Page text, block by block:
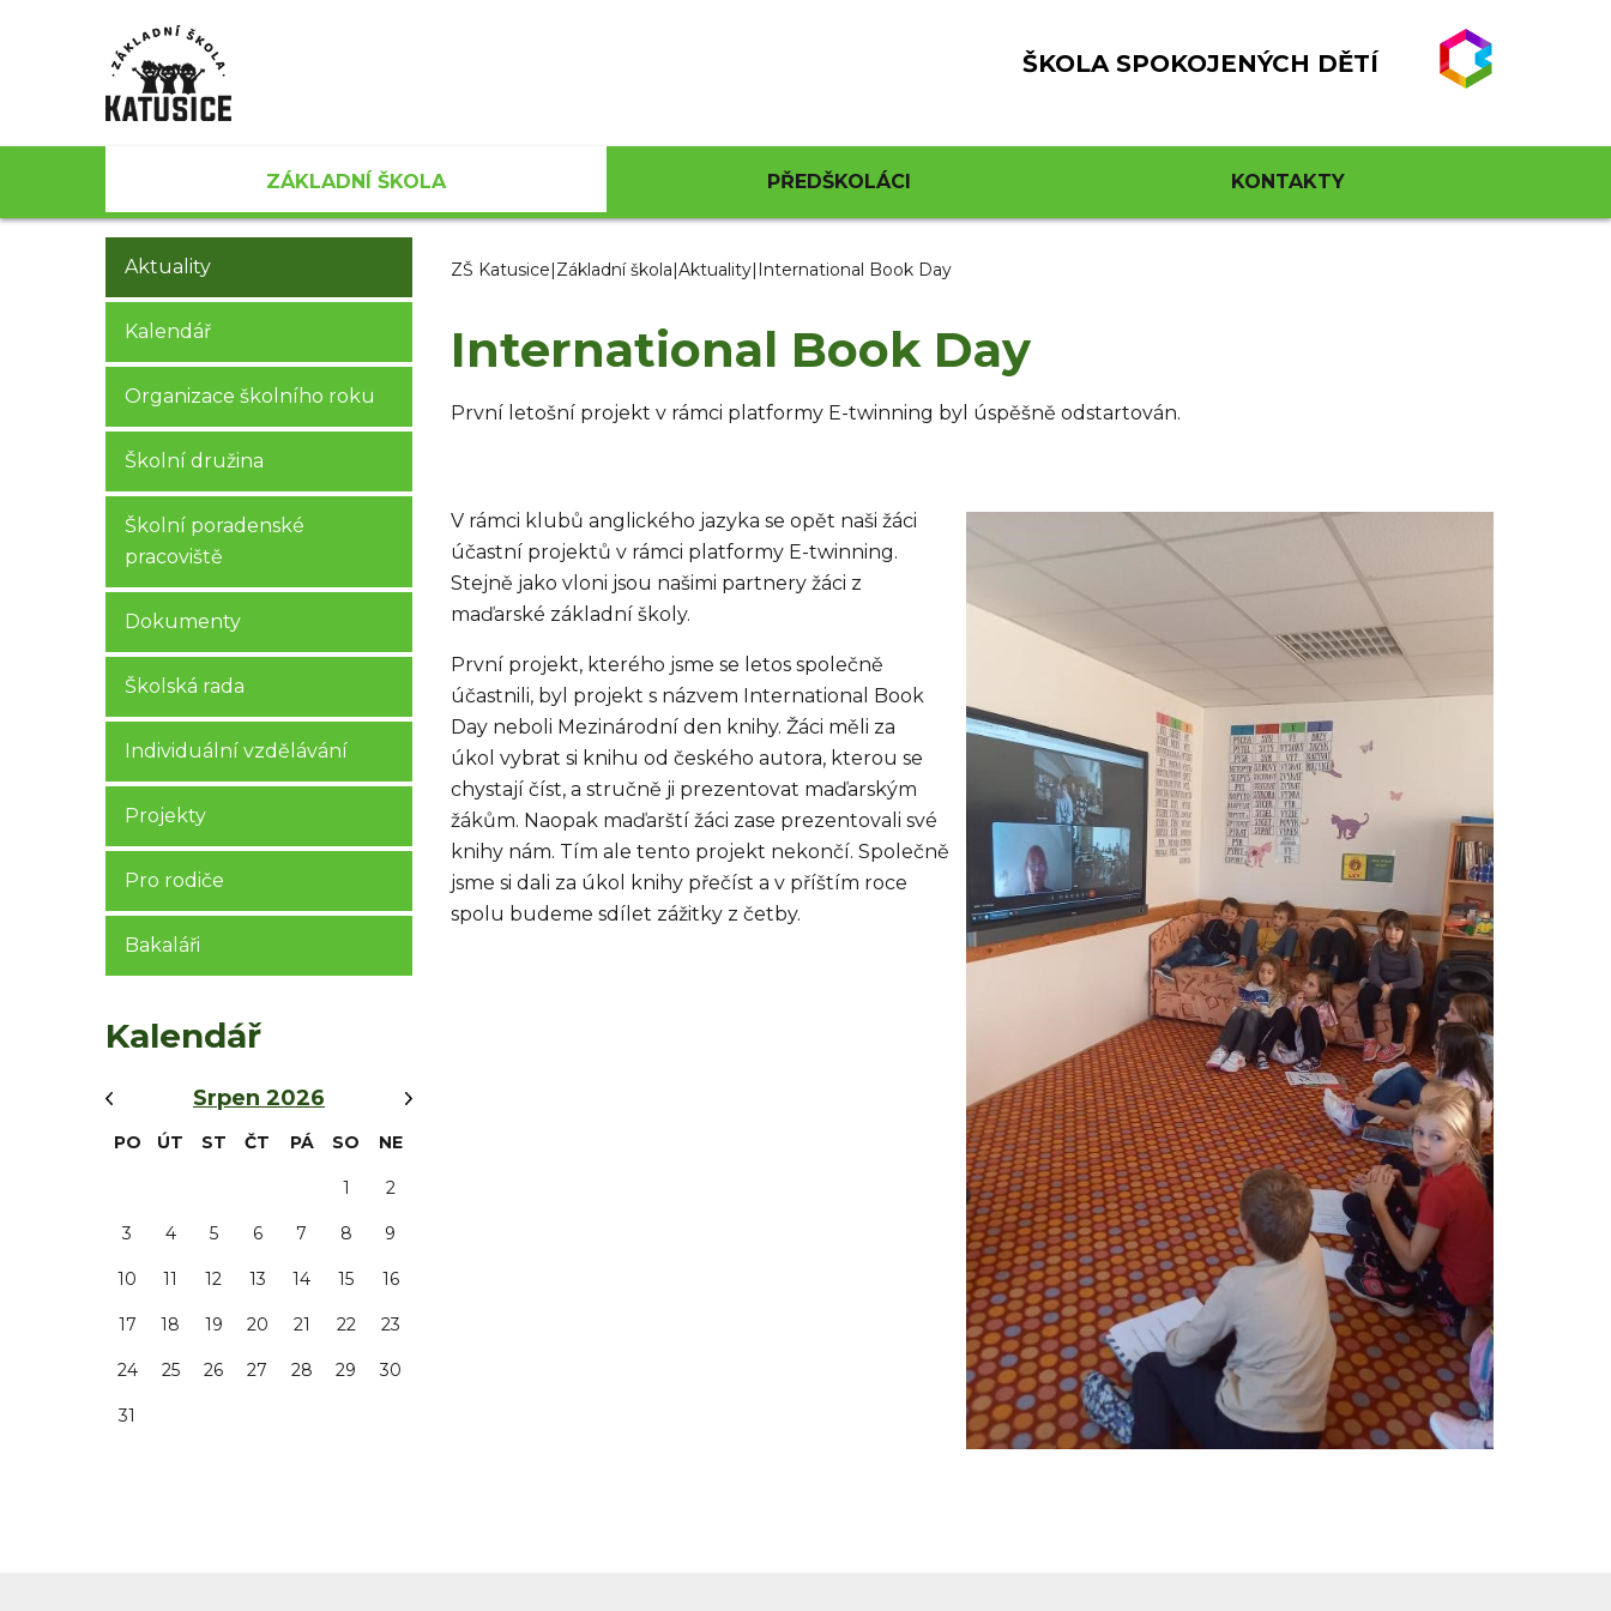
ŠKOLA SPOKOJENÝCH DĚTÍ
ZÁKLADNÍ ŠKOLA PŘEDŠKOLÁCI KONTAKTY
ZŠ Katusice|Základní škola|Aktuality| International Book Day
International Book Day
První letošní projekt v rámci platformy E-twinning byl úspěšně odstartován.
V rámci klubů anglického jazyka se opět naši žáci
účastní projektů v rámci platformy E-twinning.
Stejně jako vloni jsou našimi partnery žáci z
maďarské základní školy.
První projekt, kterého jsme se letos společně
účastnili, byl projekt s názvem International Book
Day neboli Mezinárodní den knihy. Žáci měli za
úkol vybrat si knihu od českého autora, kterou se
chystají číst, a stručně ji prezentovat maďarským
žákům. Naopak maďarští žáci zase prezentovali své
knihy nám. Tím ale tento projekt nekončí. Společně
jsme si dali za úkol knihy přečíst a v příštím roce
spolu budeme sdílet zážitky z četby.
Aktuality
Kalendář
Organizace školního roku
Školní družina
Školní poradenské
pracoviště
Dokumenty
Školská rada
Individuální vzdělávání
Projekty
Pro rodiče
Bakaláři
Kalendář
Srpen 2026
PO ÚT ST ČT PÁ SO NE
1 2
3 4 5 6 7 8 9
10 11 12 13 14 15 16
17 18 19 20 21 22 23
24 25 26 27 28 29 30
31